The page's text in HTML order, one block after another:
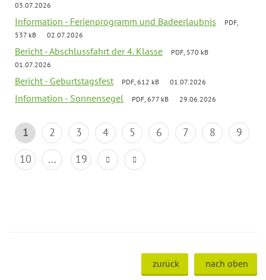
03.07.2026
Information - Ferienprogramm und Badeerlaubnis
PDF,
537 kB
02.07.2026
Bericht - Abschlussfahrt der 4. Klasse
PDF, 570 kB
01.07.2026
Bericht - Geburtstagsfest PDF, 612 kB 01.07.2026
Information - Sonnensegel PDF, 677 kB 29.06.2026
1 2 3 4 5 6 7 8
9
10
... 19
zurück nach oben